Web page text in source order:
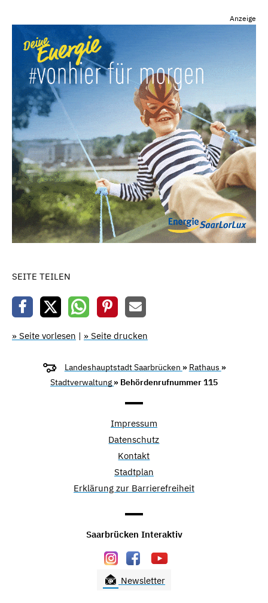
Anzeige
SEITE TEILEN
» Seite vorlesen | » Seite drucken
Landeshauptstadt Saarbrücken » Rathaus »
Stadtverwaltung » Behördenrufnummer 115
Impressum
Datenschutz
Kontakt
Stadtplan
Erklärung zur Barrierefreiheit
Saarbrücken Interaktiv
Newsletter